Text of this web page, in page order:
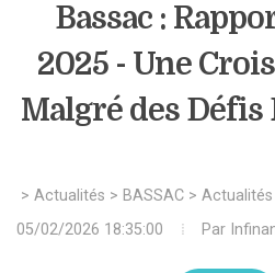
Bassac :
2025 - Une
Malgré des
> Actualités > BASSAC > Actualités
05/02/2026 18:35:00
Par